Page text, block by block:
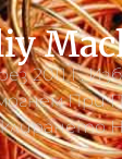
2011 Г.
При